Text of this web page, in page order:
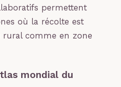
permettent
où la récolte est
rural comme en zone
mondial du